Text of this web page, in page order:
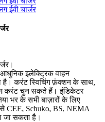
आधुनिक इलेक्ट्रिक वाहन
है। करंट स्विचिंग फ़ंक्शन के साथ,
करंट चुन सकते हैं। इंडिकेटर
भर के सभी बाज़ारों के लिए
CEE, Schuko, BS, NEMA
जा सकता है।